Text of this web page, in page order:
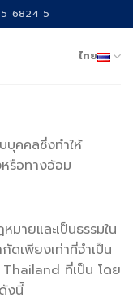
6824 5
ไทย
คคลซึ่งทำให้
รือทางอ้อม
ายและเป็นธรรมใน
ดเพียงเท่าที่จำเป็น
ที่เป็น โดย
งนี้